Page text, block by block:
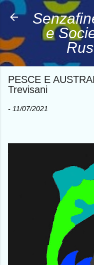
Passa
e
PESCE E
Trevisani
- 11/07/2021